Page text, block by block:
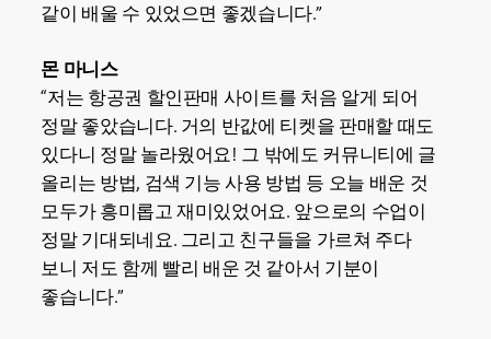
같이 배울 수 있었으면 좋겠습니다.”
몬 마니스
“저는 항공권 할인판매 사이트를 처음 알게 되어
정말 좋았습니다. 거의 반값에 티켓을 판매할 때도
있다니 정말 놀라웠어요! 그 밖에도 커뮤니티에 글
올리는 방법, 검색 기능 사용 방법 등 오늘 배운 것
모두가 흥미롭고 재미있었어요. 앞으로의 수업이
정말 기대되네요. 그리고 친구들을 가르쳐 주다
보니 저도 함께 빨리 배운 것 같아서 기분이
좋습니다.”